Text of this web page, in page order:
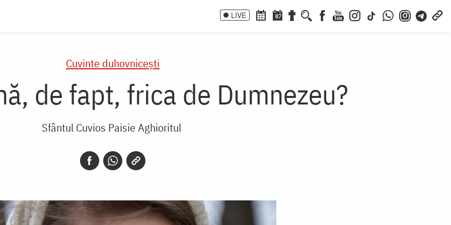
LIVE 07
Cuvinte duhovnicești
de fapt, frica de Dumnezeu?
Sfântul Cuvios Paisie Aghioritul